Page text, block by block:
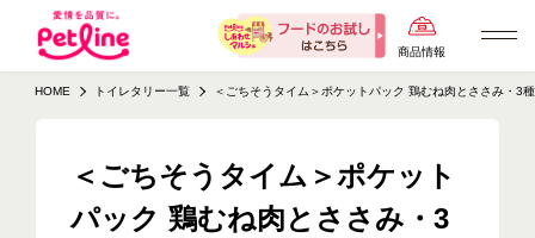
商品情報
HOME トイレタリー一覧 ＜ごちそうタイム＞ポケットパック 鶏むね肉とささみ・3
＜ごちそうタイム＞ポケット
パック 鶏むね肉とささみ・3